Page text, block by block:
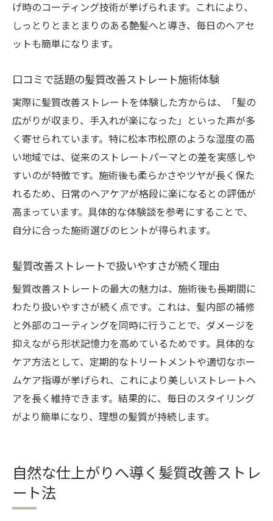
雨の日も快適な髪質改善ストレートの秘密
髪質改善ストレートでストレスフリーな毎
日を
毎日が楽になる髪質改善ストレートパーマ
術
髪質改善ストレートの施術で手間を大幅削
減
髪質改善ストレートで朝のセットが簡単に
なる
扱いやすい髪を目指す髪質改善ストレート
髪質改善ストレートならではのメリット解説
髪質改善ストレートの持続性と美しさの理
由
髪質改善ストレートでダメージ軽減のメリ
ット
髪質改善ストレートが選ばれるポイント解
説
仕上がり満足度が高い髪質改善ストレート
の特徴
げ時のコーティング技術が挙げられます。これにより、
しっとりとまとまりのある艶髪へと導き、毎日のヘアセ
ットも簡単になります。
口コミで話題の髪質改善ストレート施術体験
実際に髪質改善ストレートを体験した方からは、「髪の
広がりが収まり、手入れが楽になった」といった声が多
く寄せられています。特に松本市松原のような湿度の高
い地域では、従来のストレートパーマとの差を実感しや
すいのが特徴です。施術後も柔らかさやツヤが長く保た
れるため、日常のヘアケアが格段に楽になるとの評価が
高まっています。具体的な体験談を参考にすることで、
自分に合った施術選びのヒントが得られます。
髪質改善ストレートで扱いやすさが続く理由
髪質改善ストレートの最大の魅力は、施術後も長期間に
わたり扱いやすさが続く点です。これは、髪内部の補修
と外部のコーティングを同時に行うことで、ダメージを
抑えながら形状記憶力を高めているためです。具体的な
ケア方法として、定期的なトリートメントや適切なホー
ムケア指導が挙げられ、これにより美しいストレートヘ
アを長く維持できます。結果的に、毎日のスタイリング
がより簡単になり、理想の髪質が持続します。
自然な仕上がりへ導く髪質改善ストレ
ート法